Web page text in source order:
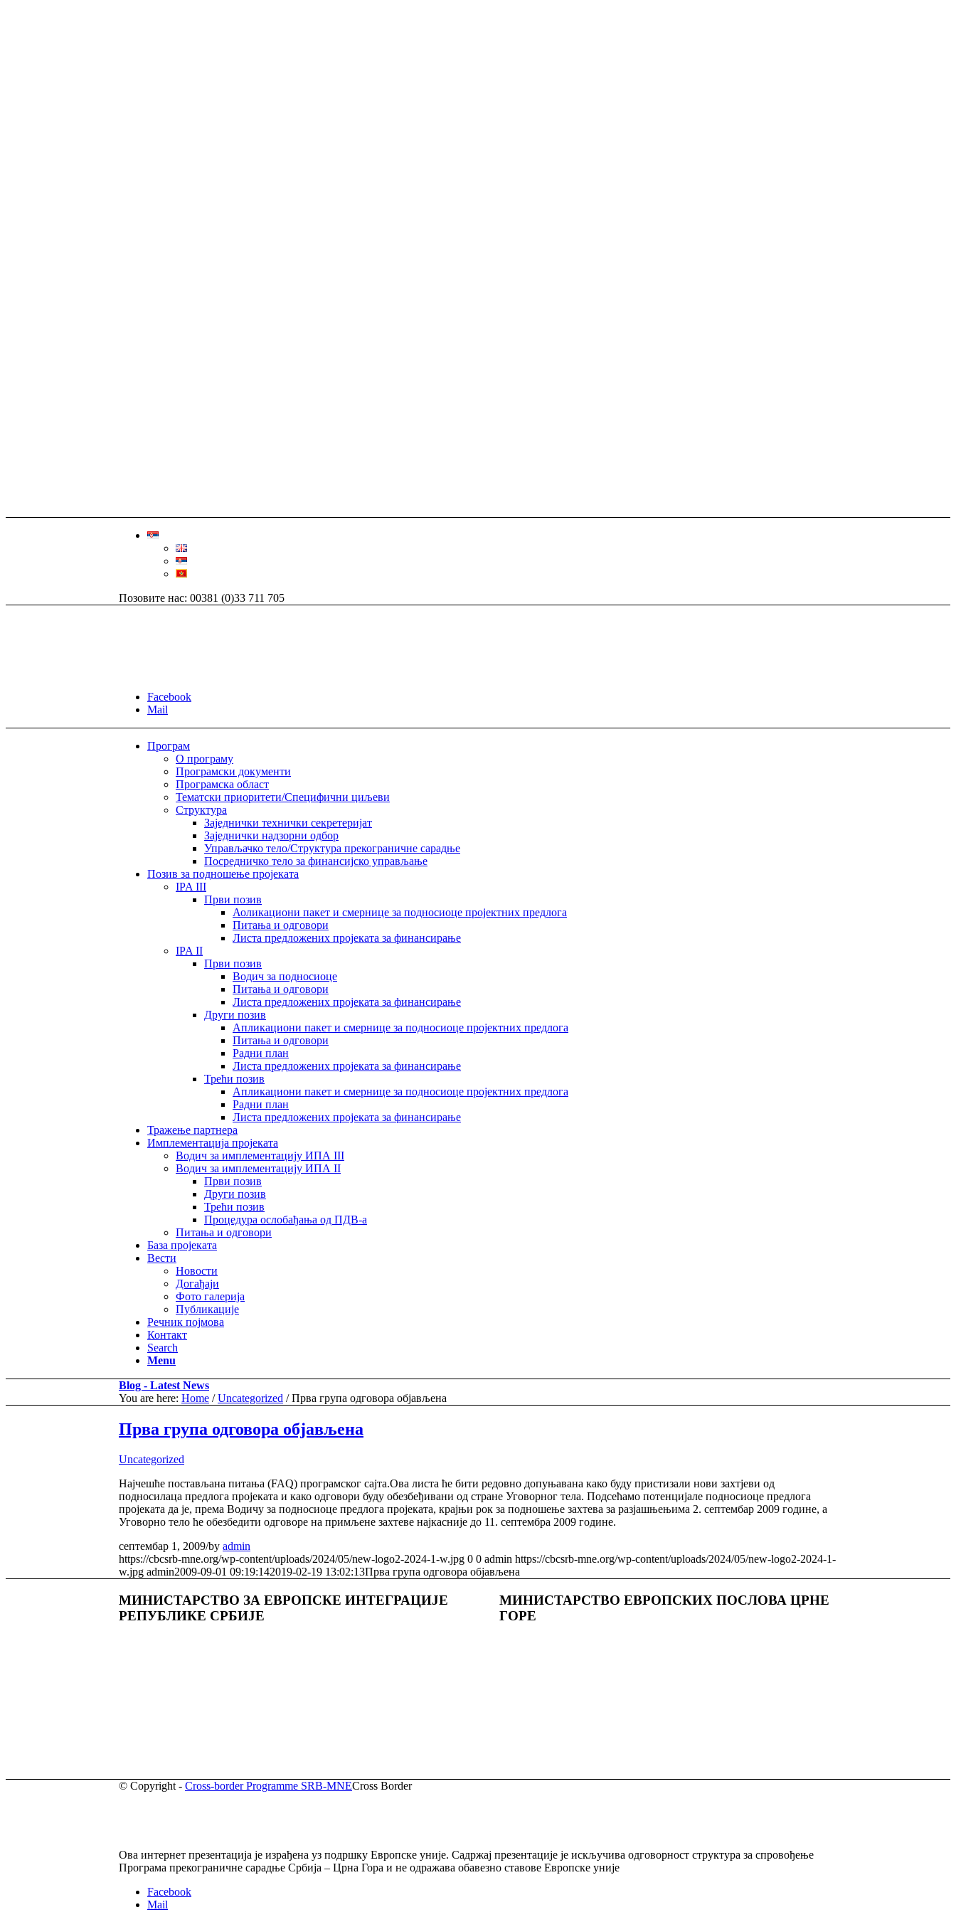
Позовите нас: 00381 (0)33 711 705
Facebook
Mail
Програм
О програму
Програмски документи
Програмска област
Тематски приоритети/Специфични циљеви
Структура
Заједнички технички секретеријат
Заједнички надзорни одбор
Управљачко тело/Структура прекограничне сарадње
Посредничко тело за финансијско управљање
Позив за подношење пројеката
IPA III
Први позив
Аоликациони пакет и смернице за подносиоце пројектних предлога
Питања и одговори
Листа предложених пројеката за финансирање
IPA II
Први позив
Водич за подносиоце
Питања и одговори
Листа предложених пројеката за финансирање
Други позив
Апликациони пакет и смернице за подносиоце пројектних предлога
Питања и одговори
Радни план
Листа предложених пројеката за финансирање
Трећи позив
Апликациони пакет и смернице за подносиоце пројектних предлога
Радни план
Листа предложених пројеката за финансирање
Тражење партнера
Имплементација пројеката
Водич за имплементацију ИПА III
Водич за имплементацију ИПА II
Први позив
Други позив
Трећи позив
Процедура ослобађања од ПДВ-а
Питања и одговори
База пројеката
Вести
Новости
Догађаји
Фото галерија
Публикације
Речник појмова
Контакт
Search
Menu
Blog - Latest News
You are here: Home / Uncategorized / Прва група одговора објављена
Прва група одговора објављена
Uncategorized
Најчешће постављана питања (FAQ) програмског сајта.Ова листа ће бити редовно допуњавана како буду пристизали нови захтјеви од
подносилаца предлога пројеката и како одговори буду обезбеђивани од стране Уговорног тела. Подсећамо потенцијале подносиоце предлога
пројеката да је, према Водичу за подносиоце предлога пројеката, крајњи рок за подношење захтева за разјашњењима 2. септембар 2009 године, а
Уговорно тело ће обезбедити одговоре на примљене захтеве најкасније до 11. септембра 2009 године.
септембар 1, 2009/by admin
https://cbcsrb-mne.org/wp-content/uploads/2024/05/new-logo2-2024-1-w.jpg 0 0 admin https://cbcsrb-mne.org/wp-content/uploads/2024/05/new-logo2-2024-1-
w.jpg admin2009-09-01 09:19:142019-02-19 13:02:13Прва група одговора објављена
МИНИСТАРСТВО ЗА ЕВРОПСКЕ ИНТЕГРАЦИЈЕ
РЕПУБЛИКЕ СРБИЈЕ
МИНИСТАРСТВО ЕВРОПСКИХ ПОСЛОВА ЦРНЕ
ГОРE
© Copyright - Cross-border Programme SRB-MNECross Border
Ова интернет презентација је израђена уз подршку Европске уније. Садржај презентације је искључива одговорност структура за спровођење
Програма прекограничне сарадње Србија – Црна Гора и не одражава обавезно ставове Европске уније
Facebook
Mail